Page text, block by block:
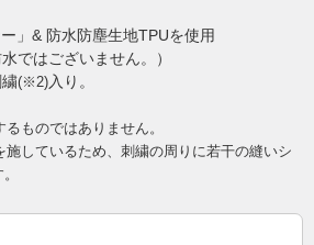
」& 防水防塵生地TPUを使用
ではございません。）
(※2) 入り。
ものではありません。
しているため、刺繍の周りに若干の縫いシ